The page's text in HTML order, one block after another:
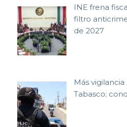
INE frena
filtro
de 2027
Más
Tabasco;